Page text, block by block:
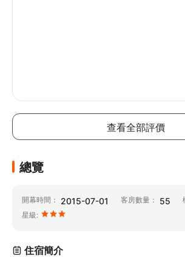
查看全部評價
總覽
開幕時間： 2015-07-01 客房數量： 55
星級:
住宿簡介